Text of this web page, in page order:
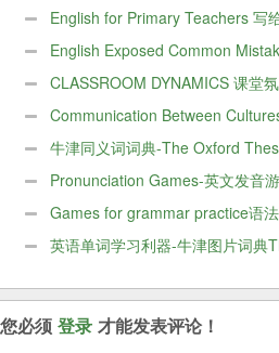
English for Primary Teachers 写
English Exposed Common
Speakers
CLASSROOM DYNAMICS 课堂
Communication Between
介 牛津同义词词典-The Oxford
Synonyms电子版
Pronunciation Games-英文发音
书下载Games for grammar practice语
活动的资源手册
英语单词学习利器-牛津图片词典
您必须 登录 才能发表评论！